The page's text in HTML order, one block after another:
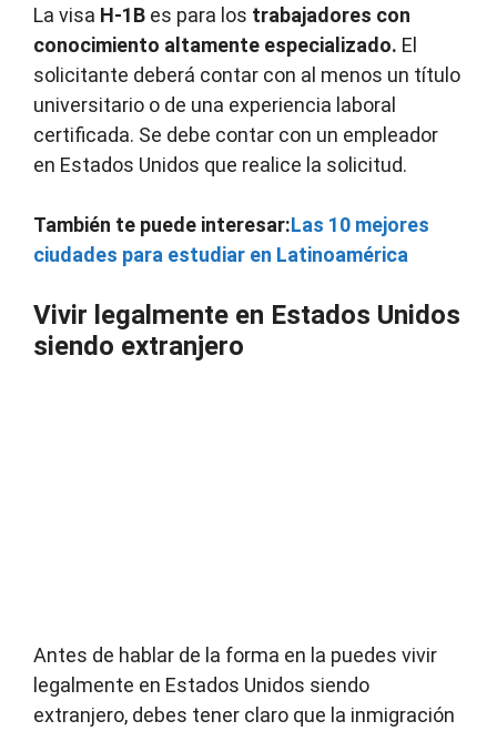
La visa H-1B es para los trabajadores con
conocimiento altamente especializado. El
solicitante deberá contar con al menos un título
universitario o de una experiencia laboral
certificada. Se debe contar con un empleador
en Estados Unidos que realice la solicitud.
También te puede interesar:Las 10 mejores
ciudades para estudiar en Latinoamérica
Vivir legalmente en Estados Unidos
siendo extranjero
Antes de hablar de la forma en la puedes vivir
legalmente en Estados Unidos siendo
extranjero, debes tener claro que la inmigración